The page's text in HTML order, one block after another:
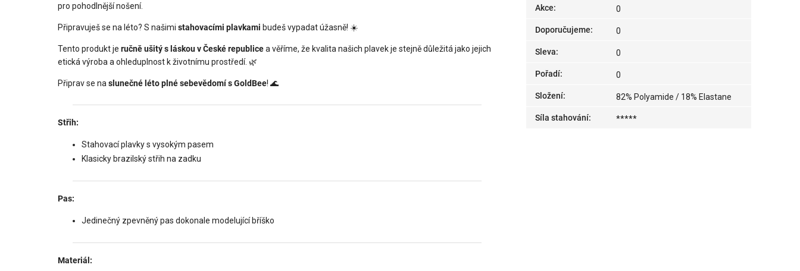
pro pohodlnější nošení.
Připravuješ se na léto? S našimi stahovacími plavkami budeš vypadat úžasně! ☀️
Tento produkt je ručně ušitý s láskou v České republicea věříme, že kvalita našich plavek je stejně důležitá jako jejich
etická výroba a ohleduplnost k životnímu prostředí. 🌿
Připrav se na slunečné léto plné sebevědomí s GoldBee! 🌊
Střih:
Stahovací plavky s vysokým pasem
Klasicky brazilský střih na zadku
Pas:
Jedinečný zpevněný pas dokonale modelující bříško
Materiál:
Akce: 0
Doporučujeme: 0
Sleva: 0
Pořadí: 0
Složení: 82% Polyamide / 18% Elastane
Síla stahování: *****